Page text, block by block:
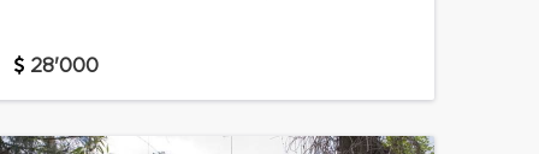
кабинет, 2 спальни с индивидуальными
28'000